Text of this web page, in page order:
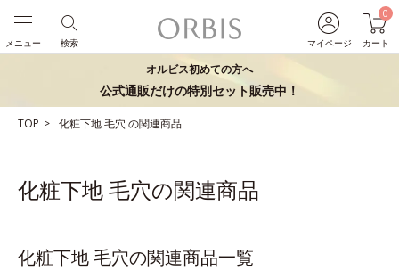
マイページ
0
カート
検索
メニュー
オルビス初めての方へ
公式通販だけの特別セット販売中！
TOP 化粧下地毛穴 の関連商品
化粧下地 毛穴の関連商品
化粧下地 毛穴の関連商品一覧